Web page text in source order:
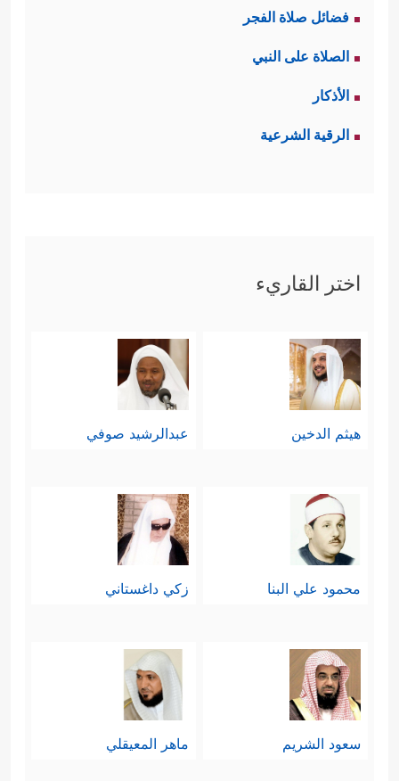
فضائل صلاة الفجر
الصلاة على النبي
الأذكار
الرقية الشرعية
اختر القاريء
هيثم الدخين عبدالرشيد صوفي
محمود علي البنا زكي داغستاني
سعود الشريم ماهر المعيقلي